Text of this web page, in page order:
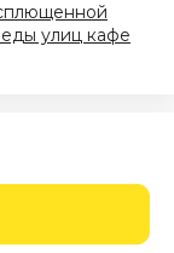
еды улиц кафе